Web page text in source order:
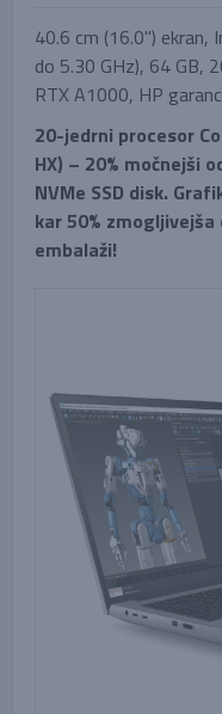
40.6 cm (16.0'') ekran,
do 5.30 GHz), 64 GB,
RTX A1000, HP
20-jedrni procesor
HX) – 20% močnejši
NVMe SSD disk.
kar 50%
embalaži!